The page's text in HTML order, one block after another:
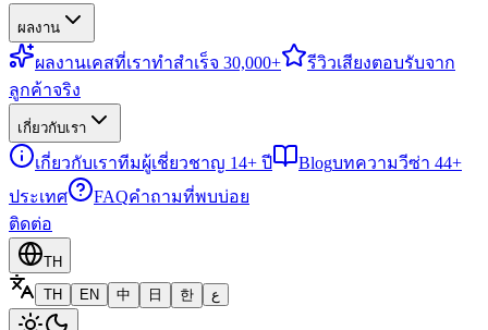
ผลงาน
ผลงานเคสที่เราทำสำเร็จ 30,000+ รีวิวเสียงตอบรับจาก
ลูกค้าจริง
เกี่ยวกับเรา
เกี่ยวกับเราทีมผู้เชี่ยวชาญ 14+ ปี Blogบทความวีซ่า 44+
ประเทศ
FAQคำถามที่พบบ่อย
ติดต่อ
TH
TH
EN 中 日 한 ع